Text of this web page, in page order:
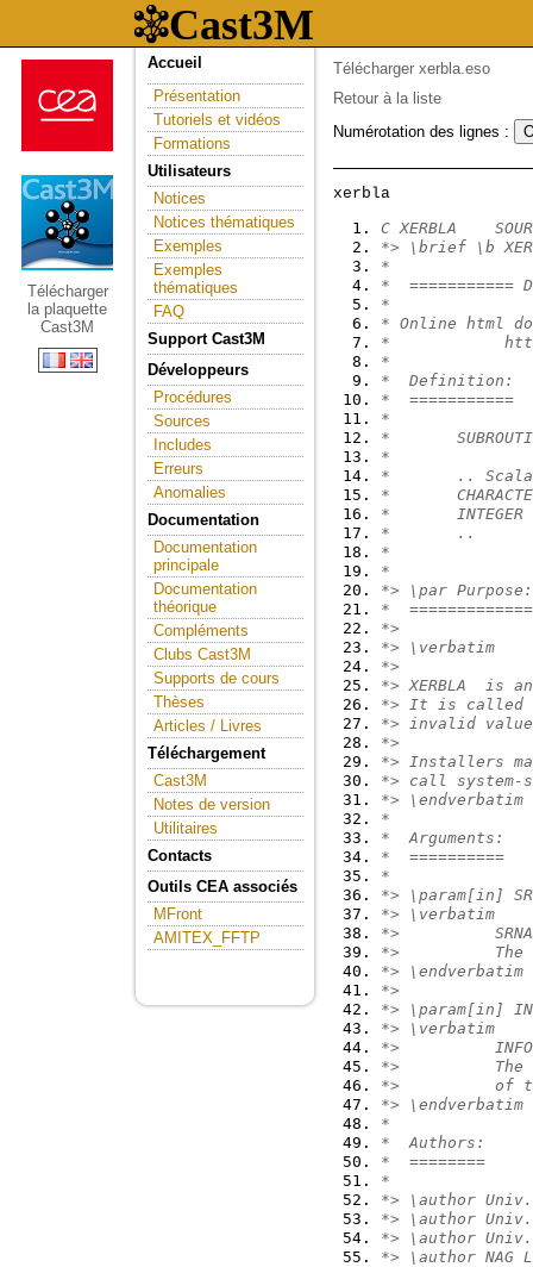
Télécharger
la plaquette
Cast3M
Accueil
Présentation
Tutoriels et vidéos
Formations
Utilisateurs
Notices
Notices thématiques
Exemples
Exemples
thématiques
FAQ
Support Cast3M
Développeurs
Procédures
Sources
Includes
Erreurs
Anomalies
Documentation
Documentation
principale
Documentation
théorique
Compléments
Clubs Cast3M
Supports de cours
Thèses
Articles / Livres
Téléchargement
Cast3M
Notes de version
Utilitaires
Contacts
Outils CEA associés
MFront
AMITEX_FFTP
Télécharger xerbla.eso
Retour à la liste
Numérotation des lignes :
C XERBLA
*> \brief \b
*
*  ===========
*
* Online html
*
*
*  Definition:
*  ===========
*
*
*
*       .. Scalar
*
*
*       ..
*
*
*> \par Purpose:
*  =============
*>
*> \verbatim
*>
*> XERBLA  is
*> It is called
*> invalid
*>
*> Installers
*> call
*> \endverbatim
*
*  Arguments:
*  ==========
*
*> \param[in]
*> \verbatim
*>
*>          The
*> \endverbatim
*>
*> \param[in]
*> \verbatim
*>          INFO
*>          The
*>          of
*> \endverbatim
*
*  Authors:
*  ========
*
*> \author Univ.
*> \author
*> \author Univ.
*> \author NAG